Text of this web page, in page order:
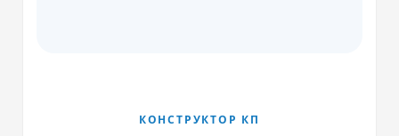
КОНСТРУКТОР КП